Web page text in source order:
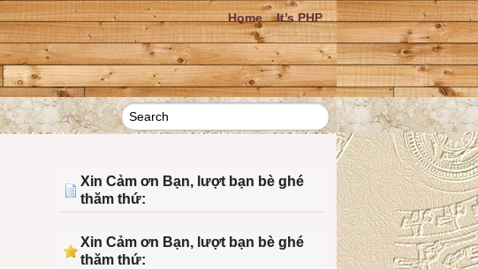
Home It’s PHP
Xin Cảm ơn Bạn, lượt bạn bè ghé
thăm thứ:
Xin Cảm ơn Bạn, lượt bạn bè ghé
thăm thứ: